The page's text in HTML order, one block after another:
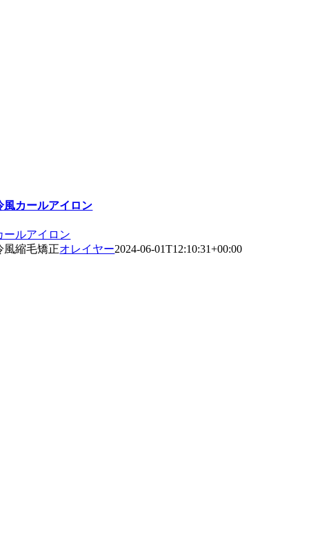
風カールアイロン
ールアイロン
風縮毛矯正オレイヤー2024-06-01T12:10:31+00:00